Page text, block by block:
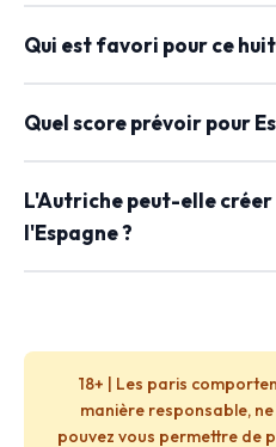
Qui est favori pour ce
Quel score prévoir pour
L'Autriche peut-elle
l'Espagne ?
18+ | Les paris
manière responsable,
pouvez vous permettre de